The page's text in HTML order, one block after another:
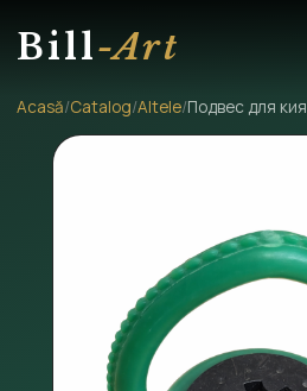
Bill-Art
Acasă/Catalog/Altele/Подвес для кия